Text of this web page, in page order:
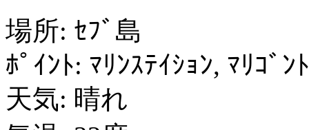
場所: ｾﾌﾞ島
ﾎﾟｲﾝﾄ: ﾏﾘﾝｽﾃｲｼｮﾝ, ﾏﾘｺﾞﾝ
天気: 晴れ